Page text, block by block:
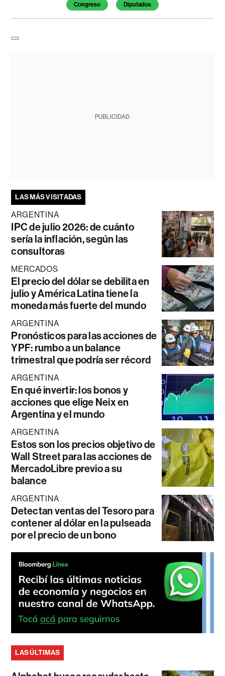
Congreso Diputados
PUBLICIDAD
LAS MÁS VISITADAS
ARGENTINA
IPC de julio 2026: de cuánto
sería la inflación, según las
consultoras
MERCADOS
El precio del dólar se debilita en
julio y América Latina tiene la
moneda más fuerte del mundo
ARGENTINA
Pronósticos para las acciones de
YPF: rumbo a un balance
trimestral que podría ser récord
ARGENTINA
En qué invertir: los bonos y
acciones que elige Neix en
Argentina y el mundo
ARGENTINA
Estos son los precios objetivo de
Wall Street para las acciones de
MercadoLibre previo a su
balance
ARGENTINA
Detectan ventas del Tesoro para
contener al dólar en la pulseada
por el precio de un bono
LAS ÚLTIMAS